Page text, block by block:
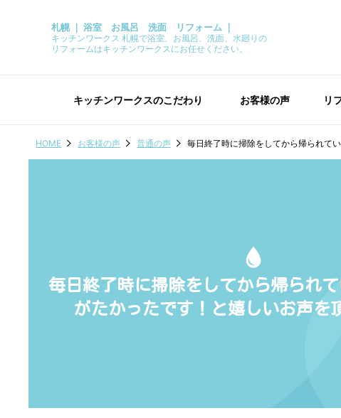
札幌 ｜ 浴室 お風呂 洗面 リフォーム ｜
キッチンワークス 札幌で浴室、お風呂、洗面、水廻りの
リフォームはキッチンワークスにお任せください。
キッチンワークスのこだわり お客様の声 リ
HOME お客様の声 普通の声 毎日終了時に掃除をしてから帰られて
毎日終了時に掃除をしてから帰られ
がたかったです！と嬉しいお声